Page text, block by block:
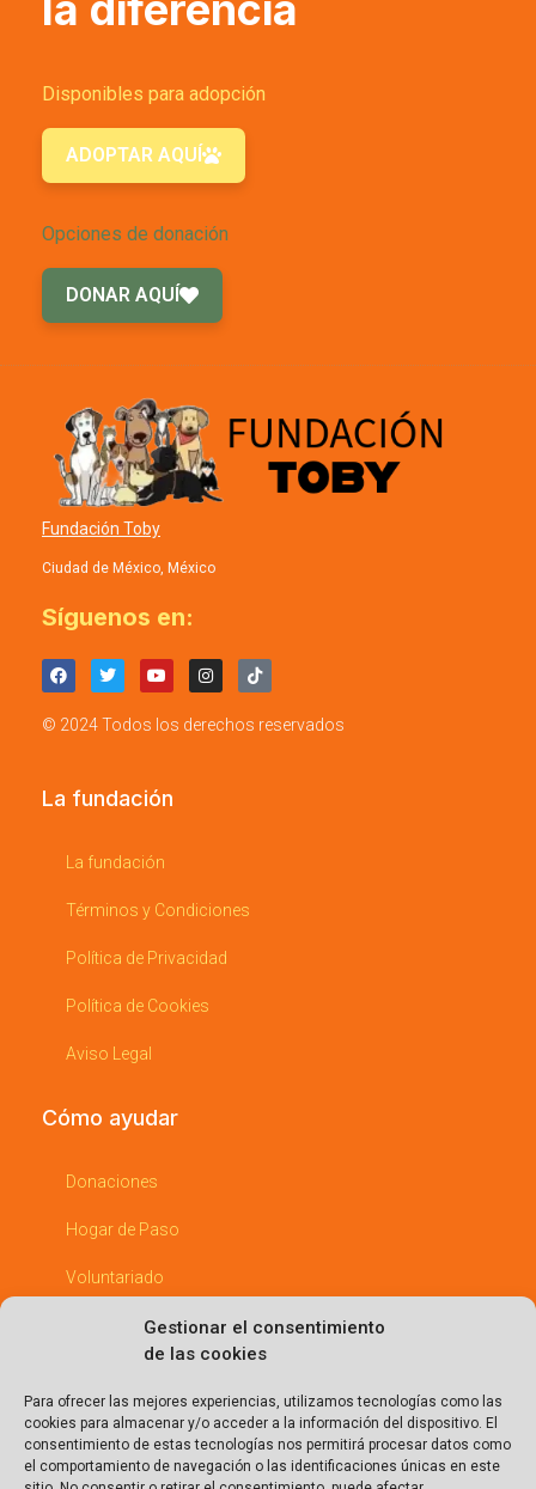
Gestionar el consentimiento
de las cookies
Para ofrecer las mejores experiencias, utilizamos tecnologías como las
cookies para almacenar y/o acceder a la información del dispositivo. El
consentimiento de estas tecnologías nos permitirá procesar datos como
el comportamiento de navegación o las identificaciones únicas en este
Disponibles para adopción
ADOPTAR AQUÍ
Opciones de donación
DONAR AQUÍ
Fundación Toby
Ciudad de México, México
Síguenos en:
© 2024 Todos los derechos reservados
La fundación
La fundación
Términos y Condiciones
Política de Privacidad
Política de Cookies
Aviso Legal
Cómo ayudar
Donaciones
Hogar de Paso
Voluntariado
Entérate